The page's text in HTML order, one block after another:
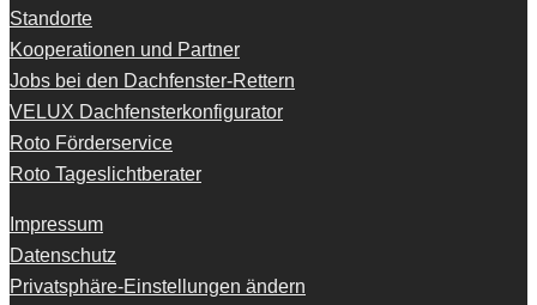
Standorte
Kooperationen und Partner
Jobs bei den Dachfenster-Rettern
VELUX Dachfensterkonfigurator
Roto Förderservice
Roto Tageslichtberater
Impressum
Datenschutz
Privatsphäre-Einstellungen ändern